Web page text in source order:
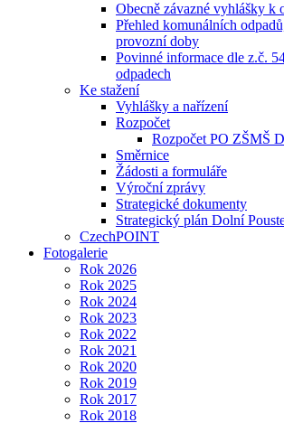
Obecně závazné vyhlášky k
Přehled komunálních
provozní doby
Povinné informace dle z.č.
odpadech
Ke stažení
Vyhlášky a nařízení
Rozpočet
Rozpočet PO ZŠMŠ
Směrnice
Žádosti a formuláře
Výroční zprávy
Strategické dokumenty
Strategický plán Dolní
CzechPOINT
Fotogalerie
Rok 2026
Rok 2025
Rok 2024
Rok 2023
Rok 2022
Rok 2021
Rok 2020
Rok 2019
Rok 2017
Rok 2018